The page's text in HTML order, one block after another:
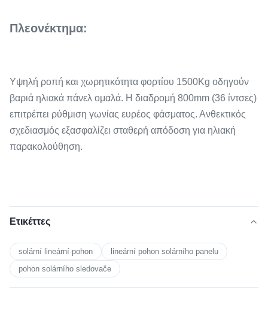
Πλεονέκτημα:
Υψηλή ροπή και χωρητικότητα φορτίου 1500Kg οδηγούν
βαριά ηλιακά πάνελ ομαλά. Η διαδρομή 800mm (36 ίντσες)
επιτρέπει ρύθμιση γωνίας ευρέος φάσματος. Ανθεκτικός
σχεδιασμός εξασφαλίζει σταθερή απόδοση για ηλιακή
παρακολούθηση.
Ετικέττες
solární lineární pohon
lineární pohon solárního panelu
pohon solárního sledovače